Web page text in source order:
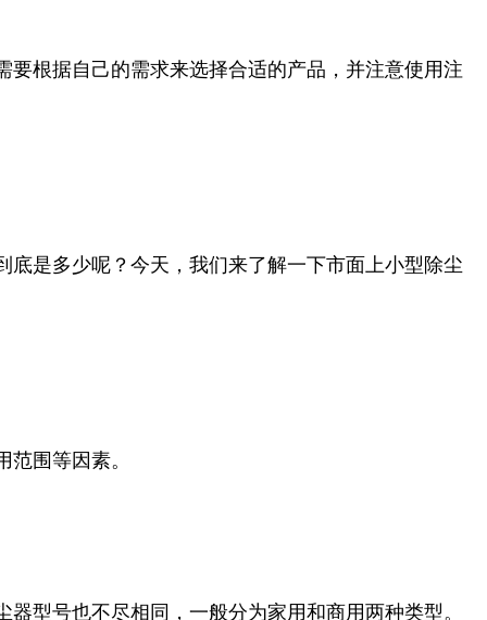
根据自己的需求来选择合适的产品，并注意使用注
是多少呢？今天，我们来了解一下市面上小型除尘
围等因素。
型号也不尽相同，一般分为家用和商用两种类型。